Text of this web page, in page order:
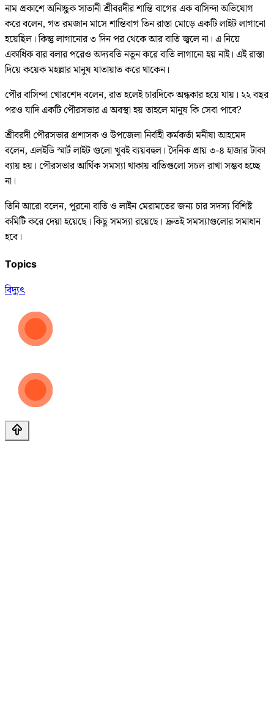
নাম প্রকাশে অনিচ্ছুক সাতানী শ্রীবরদীর শান্তি বাগের এক বাসিন্দা অভিযোগ
করে বলেন, গত রমজান মাসে শান্তিবাগ তিন রাস্তা মোড়ে একটি লাইট লাগানো
হয়েছিল। কিন্তু লাগানোর ৩ দিন পর থেকে আর বাতি জ্বলে না। এ নিয়ে
একাধিক বার বলার পরেও অদ্যবতি নতুন করে বাতি লাগানো হয় নাই। এই রাস্তা
দিয়ে কয়েক মহল্লার মানুষ যাতায়াত করে থাকেন।
পৌর বাসিন্দা খোরশেদ বলেন, রাত হলেই চারদিকে অন্ধকার হয়ে যায়। ২২ বছর
পরও যাদি একটি পৌরসভার এ অবস্থা হয় তাহলে মানুষ কি সেবা পাবে?
শ্রীবরদী পৌরসভার প্রশাসক ও উপজেলা নির্বাহী কর্মকর্তা মনীষা আহমেদ
বলেন, এলইডি স্মার্ট লাইট গুলো খুবই ব্যয়বহুল। দৈনিক প্রায় ৩-৪ হাজার টাকা
ব্যায় হয়। পৌরসভার আর্থিক সমস্যা থাকায় বাতিগুলো সচল রাখা সম্ভব হচ্ছে
না।
তিনি আরো বলেন, পুরনো বাতি ও লাইন মেরামতের জন্য চার সদস্য বিশিষ্ট
কমিটি করে দেয়া হয়েছে। কিছু সমস্যা রয়েছে। দ্রুতই সমস্যাগুলোর সমাধান
হবে।
Topics
বিদ্যুৎ